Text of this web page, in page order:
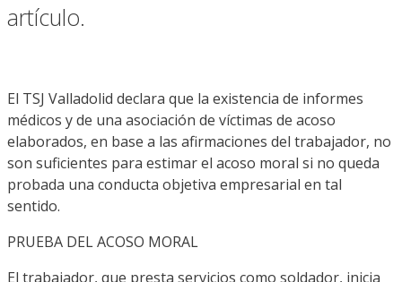
artículo.
El TSJ Valladolid declara que la existencia de informes
médicos y de una asociación de víctimas de acoso
elaborados, en base a las afirmaciones del trabajador, no
son suficientes para estimar el acoso moral si no queda
probada una conducta objetiva empresarial en tal
sentido.
PRUEBA DEL ACOSO MORAL
El trabajador, que presta servicios como soldador, inicia